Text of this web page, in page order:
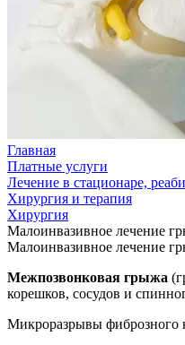
Главная
Платные услуги
Лечение в стационаре,
Хирургия и терапия
Хирургия
Малоинвазивное лечение
Малоинвазивное лечение
Межпозвонковая грыжа
корешков, сосудов и
Микроразрывы фиброзного